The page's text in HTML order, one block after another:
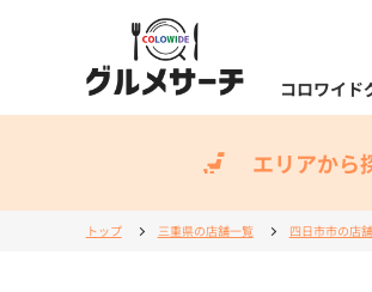
コロワイド
エリアから
トップ 三重県の店舗一覧 四日市市の店